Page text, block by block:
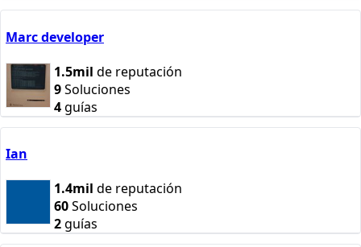
Marc developer
1.5mil de reputación
9Soluciones
4guías
Ian
1.4mil de reputación
60Soluciones
2guías